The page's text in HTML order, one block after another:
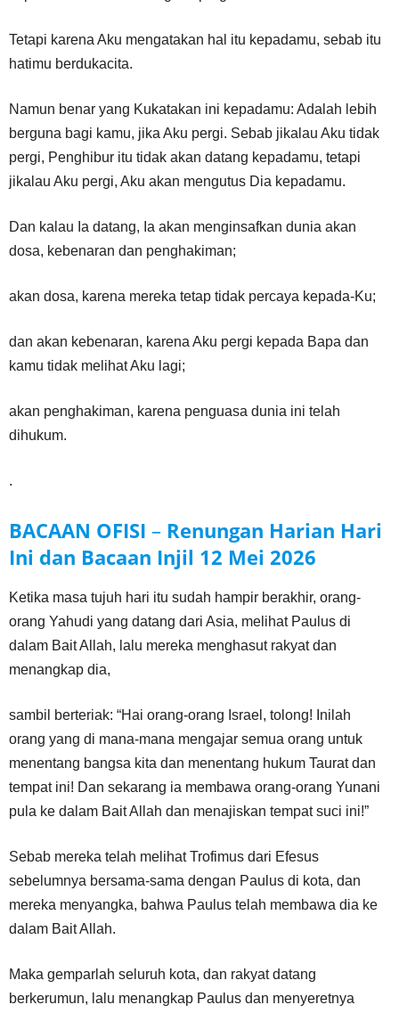
Tetapi karena Aku mengatakan hal itu kepadamu, sebab itu
hatimu berdukacita.
Namun benar yang Kukatakan ini kepadamu: Adalah lebih
berguna bagi kamu, jika Aku pergi. Sebab jikalau Aku tidak
pergi, Penghibur itu tidak akan datang kepadamu, tetapi
jikalau Aku pergi, Aku akan mengutus Dia kepadamu.
Dan kalau Ia datang, Ia akan menginsafkan dunia akan
dosa, kebenaran dan penghakiman;
akan dosa, karena mereka tetap tidak percaya kepada-Ku;
dan akan kebenaran, karena Aku pergi kepada Bapa dan
kamu tidak melihat Aku lagi;
akan penghakiman, karena penguasa dunia ini telah
dihukum.
.
BACAAN OFISI – Renungan Harian Hari
Ini dan Bacaan Injil 12 Mei 2026
Ketika masa tujuh hari itu sudah hampir berakhir, orang-
orang Yahudi yang datang dari Asia, melihat Paulus di
dalam Bait Allah, lalu mereka menghasut rakyat dan
menangkap dia,
sambil berteriak: “Hai orang-orang Israel, tolong! Inilah
orang yang di mana-mana mengajar semua orang untuk
menentang bangsa kita dan menentang hukum Taurat dan
tempat ini! Dan sekarang ia membawa orang-orang Yunani
pula ke dalam Bait Allah dan menajiskan tempat suci ini!”
Sebab mereka telah melihat Trofimus dari Efesus
sebelumnya bersama-sama dengan Paulus di kota, dan
mereka menyangka, bahwa Paulus telah membawa dia ke
dalam Bait Allah.
Maka gemparlah seluruh kota, dan rakyat datang
berkerumun, lalu menangkap Paulus dan menyeretnya